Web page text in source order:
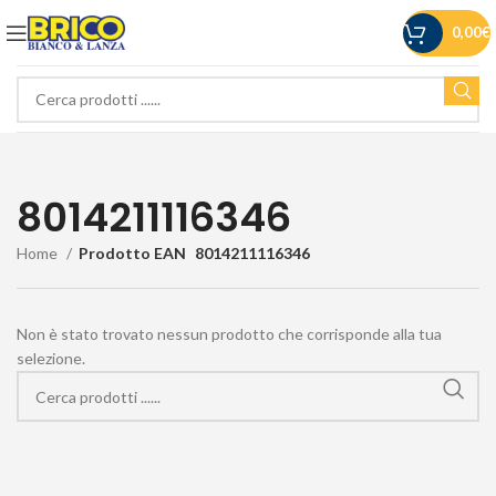
0,00€
8014211116346
Home Prodotto EAN 8014211116346
Non è stato trovato nessun prodotto che corrisponde alla tua
selezione.